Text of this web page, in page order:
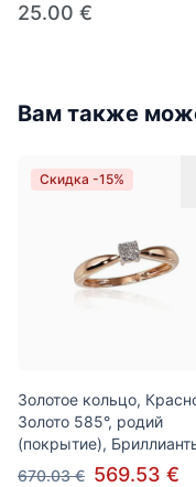
25.00 €
Вам также
Скидка -15%
Золотое кольцо,
Золото 585°, родий
(покрытие),
670.03 € 569.53 €